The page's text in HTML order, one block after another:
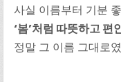
사실 이름부터 기분
‘봄’처럼 따뜻하고 편
정말 그 이름 그대로